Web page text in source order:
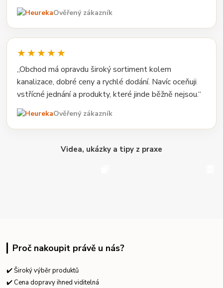
Ověřený zákazník
★★★★★
„Obchod má opravdu široký sortiment kolem
kanalizace, dobré ceny a rychlé dodání. Navíc oceňuji
vstřícné jednání a produkty, které jinde běžně nejsou.“
Ověřený zákazník
Videa, ukázky a tipy z praxe
Proč nakoupit právě u nás?
✔️ Široký výběr produktů
✔️ Cena dopravy ihned viditelná